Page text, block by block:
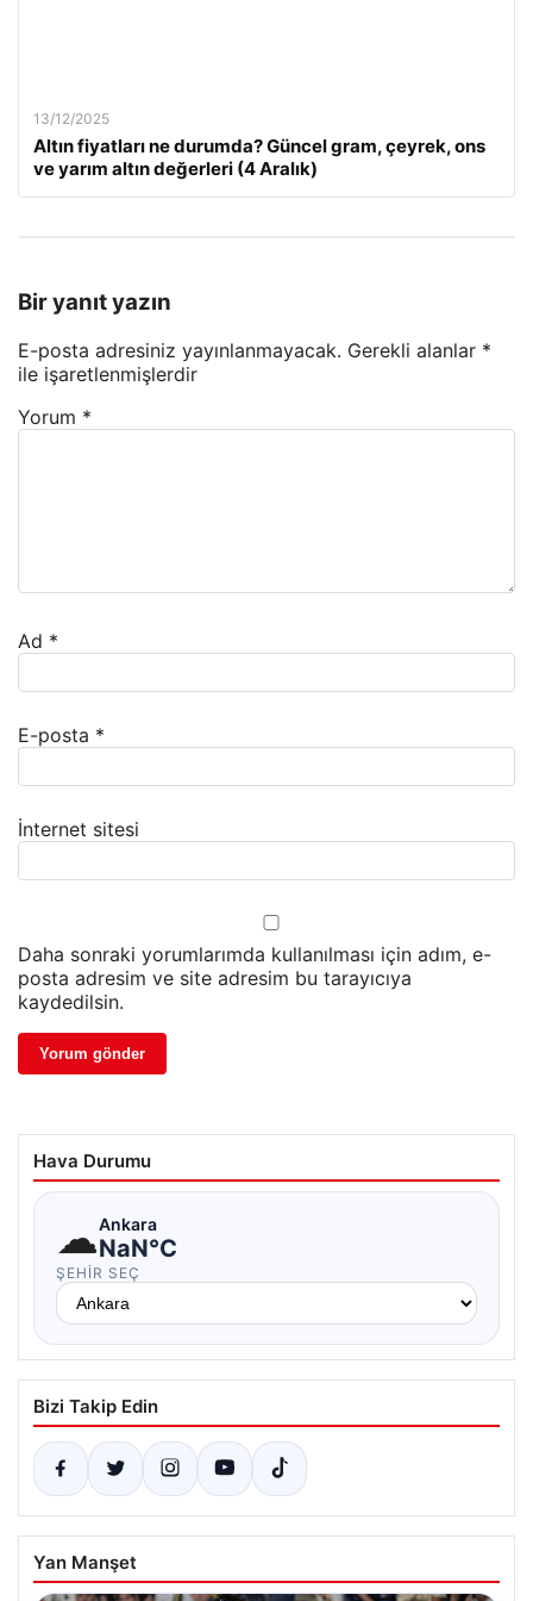
13/12/2025
Altın fiyatları ne durumda? Güncel gram, çeyrek, ons
ve yarım altın değerleri (4 Aralık)
Bir yanıt yazın
E-posta adresiniz yayınlanmayacak. Gerekli alanlar *
ile işaretlenmişlerdir
Yorum *
Ad *
E-posta *
İnternet sitesi
Daha sonraki yorumlarımda kullanılması için adım, e-
posta adresim ve site adresim bu tarayıcıya
kaydedilsin.
Hava Durumu
☁Ankara
NaN°C
ŞEHIR SEÇ
Bizi Takip Edin
Yan Manşet